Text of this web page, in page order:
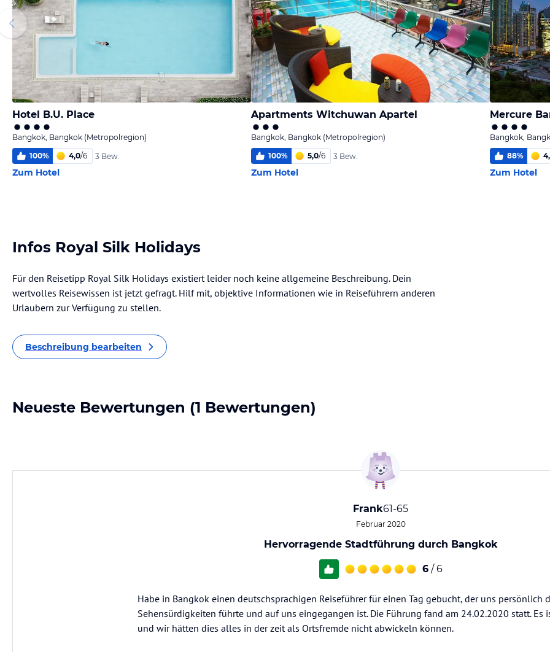
Hotel B.U. Place
Bangkok, Bangkok (Metropolregion)
100% 4,0/6 3 Bew.
Zum Hotel
Apartments Witchuwan Apartel
Bangkok, Bangkok (Metropolregion)
100% 5,0/6 3 Bew.
Zum Hotel
Mercure
Bangkok,
88%
Zum Hotel
Infos Royal Silk Holidays
Für den Reisetipp Royal Silk Holidays existiert leider noch keine allgemeine Beschreibung. Dein
wertvolles Reisewissen ist jetzt gefragt. Hilf mit, objektive Informationen wie in Reiseführern anderen
Urlaubern zur Verfügung zu stellen.
Beschreibung bearbeiten
Neueste Bewertungen (1 Bewertungen)
Frank61-65
Februar 2020
Hervorragende Stadtführung durch Bangkok
6 / 6
Habe in Bangkok einen deutschsprachigen Reiseführer für einen Tag gebucht, der uns persönlich
Sehensürdigkeiten führte und auf uns eingegangen ist. Die Führung fand am 24.02.2020 statt. Es
und wir hätten dies alles in der zeit als Ortsfremde nicht abwickeln können.